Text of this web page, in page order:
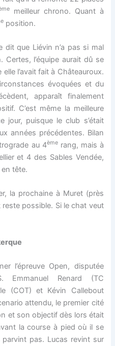
meilleur chrono. Quant à
position.
que Liévin n’a pas si mal
l’équipe aurait dû se
l’avait fait à Châteauroux.
évoquées et du
apparaît finalement
C’est même la meilleure
jour, puisque le club s’était
années précédentes. Bilan
au 4èmerang, mais à
et 4 des Sables Vendée,
tête.
la prochaine à Muret (près
reste possible. Si le chat veut
l’épreuve Open, disputée
Renard (TC
(COT) et Kévin Callebout
attendu, le premier cité
et son objectif dès lors était
la course à pied où il se
pas. Lucas revint sur